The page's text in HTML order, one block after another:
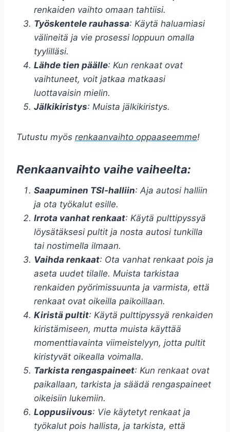
renkaiden vaihto omaan tahtiisi.
Työskentele rauhassa: Käytä haluamiasi
välineitä ja vie prosessi loppuun omalla
tyylilläsi.
Lähde tien päälle: Kun renkaat ovat
vaihtuneet, voit jatkaa matkaasi
luottavaisin mielin.
Jälkikiristys: Muista jälkikiristys.
Tutustu myös renkaanvaihto oppaaseemme!
Renkaanvaihto vaihe vaiheelta:
Saapuminen TSI-halliin: Aja autosi halliin
ja ota työkalut esille.
Irrota vanhat renkaat: Käytä pulttipyssyä
löysätäksesi pultit ja nosta autosi tunkilla
tai nostimella ilmaan.
Vaihda renkaat: Ota vanhat renkaat pois ja
aseta uudet tilalle. Muista tarkistaa
renkaiden pyörimissuunta ja varmista, että
renkaat ovat oikeilla paikoillaan.
Kiristä pultit: Käytä pulttipyssyä renkaiden
kiristämiseen, mutta muista käyttää
momenttiavainta viimeistelyyn, jotta pultit
kiristyvät oikealla voimalla.
Tarkista rengaspaineet: Kun renkaat ovat
paikallaan, tarkista ja säädä rengaspaineet
oikeisiin lukemiin.
Loppusiivous: Vie käytetyt renkaat ja
työkalut pois hallista, ja tarkista, että